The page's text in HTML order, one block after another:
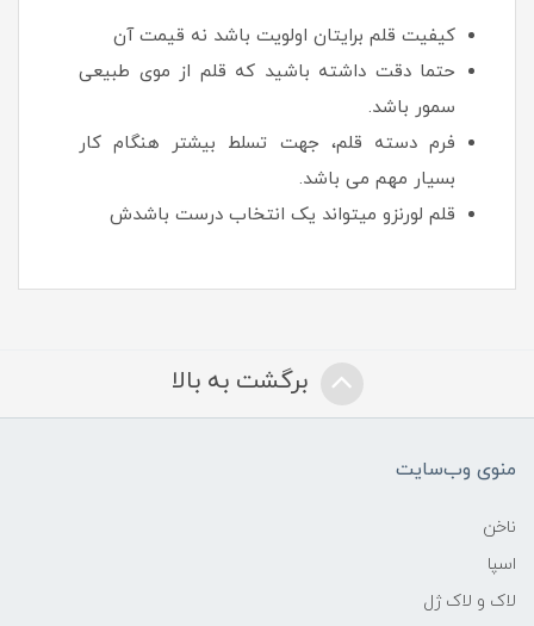
کیفیت قلم برایتان اولویت باشد نه قیمت آن
حتما دقت داشته باشید که قلم از موی طبیعی
سمور باشد.
فرم دسته قلم، جهت تسلط بیشتر هنگام کار
بسیار مهم می باشد.
قلم لورنزو میتواند یک انتخاب درست باشدش
برگشت به بالا
منوی وب‌سایت
ناخن
اسپا
لاک و لاک ژل